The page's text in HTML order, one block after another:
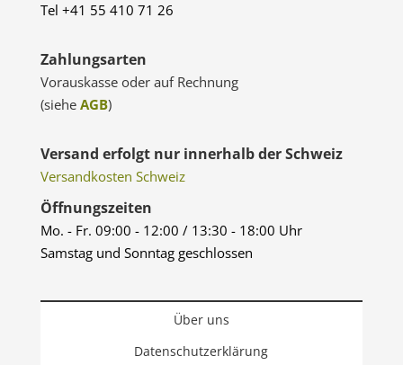
Tel +41 55 410 71 26
Zahlungsarten
Vorauskasse oder auf Rechnung
(siehe AGB)
Versand erfolgt nur innerhalb der Schweiz
Versandkosten Schweiz
Öffnungszeiten
Mo. - Fr. 09:00 - 12:00 / 13:30 - 18:00 Uhr
Samstag und Sonntag geschlossen
Über uns
Datenschutzerklärung